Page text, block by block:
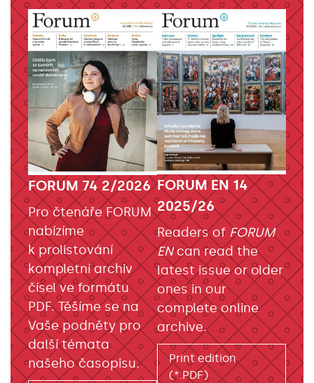
FORUM 74 2/2026
Pro čtenáře FORUM
nabízíme
k prolistování
kompletní archiv
čísel ve formátu
PDF. Těšíme se na
Vaše podněty pro
další témata
našeho časopisu.
FORUM EN 14
2025/26
Readers of FORUM
ENcan read the
latest issue or older
ones in our
complete online
archive.
Print edition
(*.PDF)